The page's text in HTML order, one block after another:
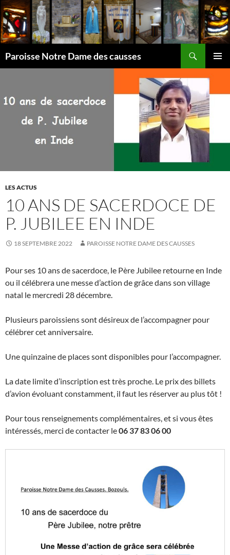
Aller
au
contenu
Paroisse Notre Dame des causses
LES ACTUS
10 ANS DE SACERDOCE DE
P. JUBILEE EN INDE
18 SEPTEMBRE 2022 PAROISSE NOTRE DAME DES CAUSSES
Pour ses 10 ans de sacerdoce, le Père Jubilee retourne en Inde
ou il célébrera une messe d’action de grâce dans son village
natal le mercredi 28 décembre.
Plusieurs paroissiens sont désireux de l’accompagner pour
célébrer cet anniversaire.
Une quinzaine de places sont disponibles pour l’accompagner.
La date limite d’inscription est très proche. Le prix des billets
d’avion évoluant constamment, il faut les réserver au plus tôt !
Pour tous renseignements complémentaires, et si vous êtes
intéressés, merci de contacter le06 37 83 06 00